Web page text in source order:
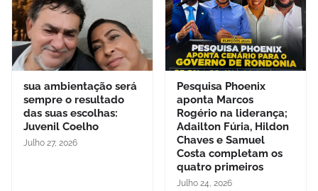
sua ambientação será
sempre o resultado
das suas escolhas:
Juvenil Coelho
Julho 27, 2026
Pesquisa Phoenix
aponta Marcos
Rogério na liderança;
Adailton Fúria, Hildon
Chaves e Samuel
Costa completam os
quatro primeiros
Julho 24, 2026